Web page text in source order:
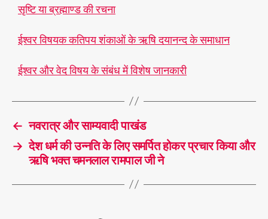
सृष्टि या ब्रह्माण्ड की रचना
ईश्वर विषयक कतिपय शंकाओं के ऋषि दयानन्द के समाधान
ईश्वर और वेद विषय के संबंध में विशेष जानकारी
← नवरात्र और साम्यवादी पाखंड
→ देश धर्म की उन्नति के लिए समर्पित होकर प्रचार किया और
ऋषि भक्त चमनलाल रामपाल जी ने